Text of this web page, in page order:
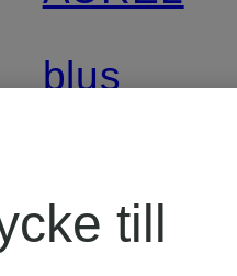
blus
Lägsta
till